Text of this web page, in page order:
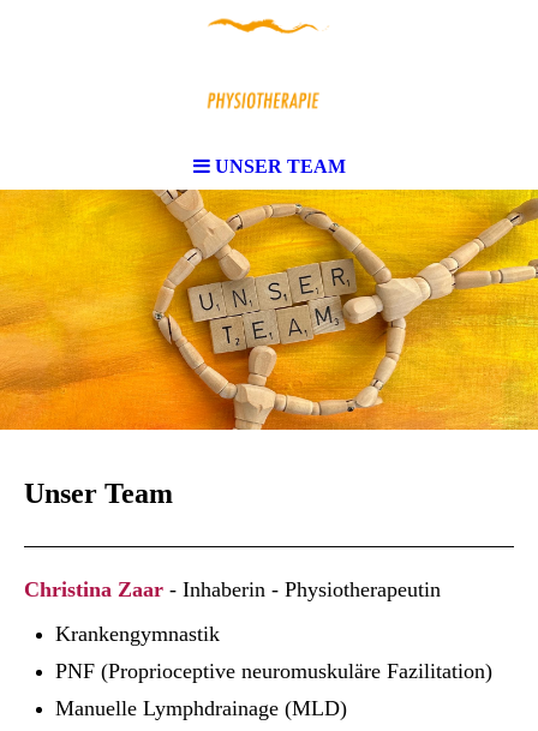
UNSER TEAM
Unser Team
Christina Zaar - Inhaberin - Physiotherapeutin
Krankengymnastik
PNF (Proprioceptive neuromuskuläre Fazilitation)
Manuelle Lymphdrainage (MLD)